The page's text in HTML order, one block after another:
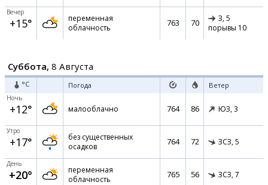
Вечер
+15°
переменная
облачность
763 70 З, 5
порывы 10
Суббота, 8 Августа
°C Погода Ветер
Ночь
+12° малооблачно 764 86 ЮЗ, 3
Утро
+17°
без существенных
осадков
764 72 ЗСЗ, 5
День
+20°
переменная
облачность
765 56 ЗСЗ, 7